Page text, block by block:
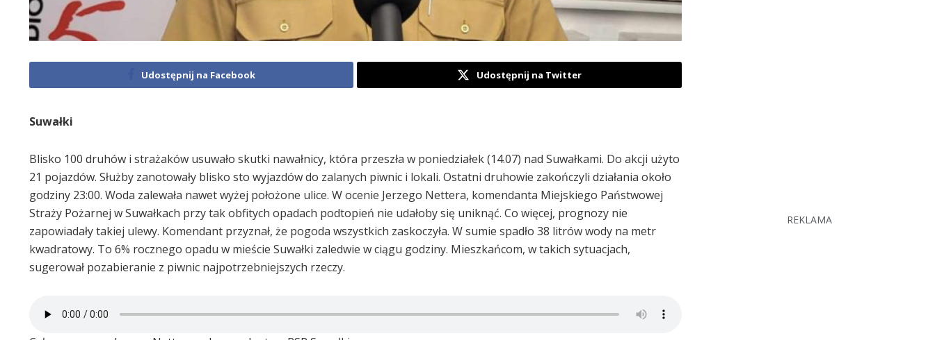
Udostępnij na Facebook Udostępnij na Twitter
Suwałki
Blisko 100 druhów i strażaków usuwało skutki nawałnicy, która przeszła w poniedziałek (14.07) nad Suwałkami. Do akcji użyto
21 pojazdów. Służby zanotowały blisko sto wyjazdów do zalanych piwnic i lokali. Ostatni druhowie zakończyli działania około
godziny 23:00. Woda zalewała nawet wyżej położone ulice. W ocenie Jerzego Nettera, komendanta Miejskiego Państwowej
Straży Pożarnej w Suwałkach przy tak obfitych opadach podtopień nie udałoby się uniknąć. Co więcej, prognozy nie
zapowiadały takiej ulewy. Komendant przyznał, że pogoda wszystkich zaskoczyła. W sumie spadło 38 litrów wody na metr
kwadratowy. To 6% rocznego opadu w mieście Suwałki zaledwie w ciągu godziny. Mieszkańcom, w takich sytuacjach,
sugerował pozabieranie z piwnic najpotrzebniejszych rzeczy.
REKLAMA